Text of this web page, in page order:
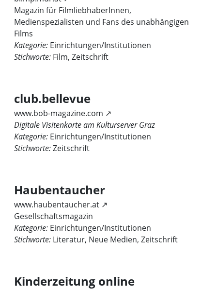
Magazin für FilmliebhaberInnen,
Medienspezialisten und Fans des unabhängigen
Films
Kategorie: Einrichtungen/Institutionen
Stichworte: Film, Zeitschrift
club.bellevue
www.bob-magazine.com ↗
Digitale Visitenkarte am Kulturserver Graz
Kategorie: Einrichtungen/Institutionen
Stichworte:Zeitschrift
Haubentaucher
www.haubentaucher.at ↗
Gesellschaftsmagazin
Kategorie: Einrichtungen/Institutionen
Stichworte: Literatur, Neue Medien, Zeitschrift
Kinderzeitung online